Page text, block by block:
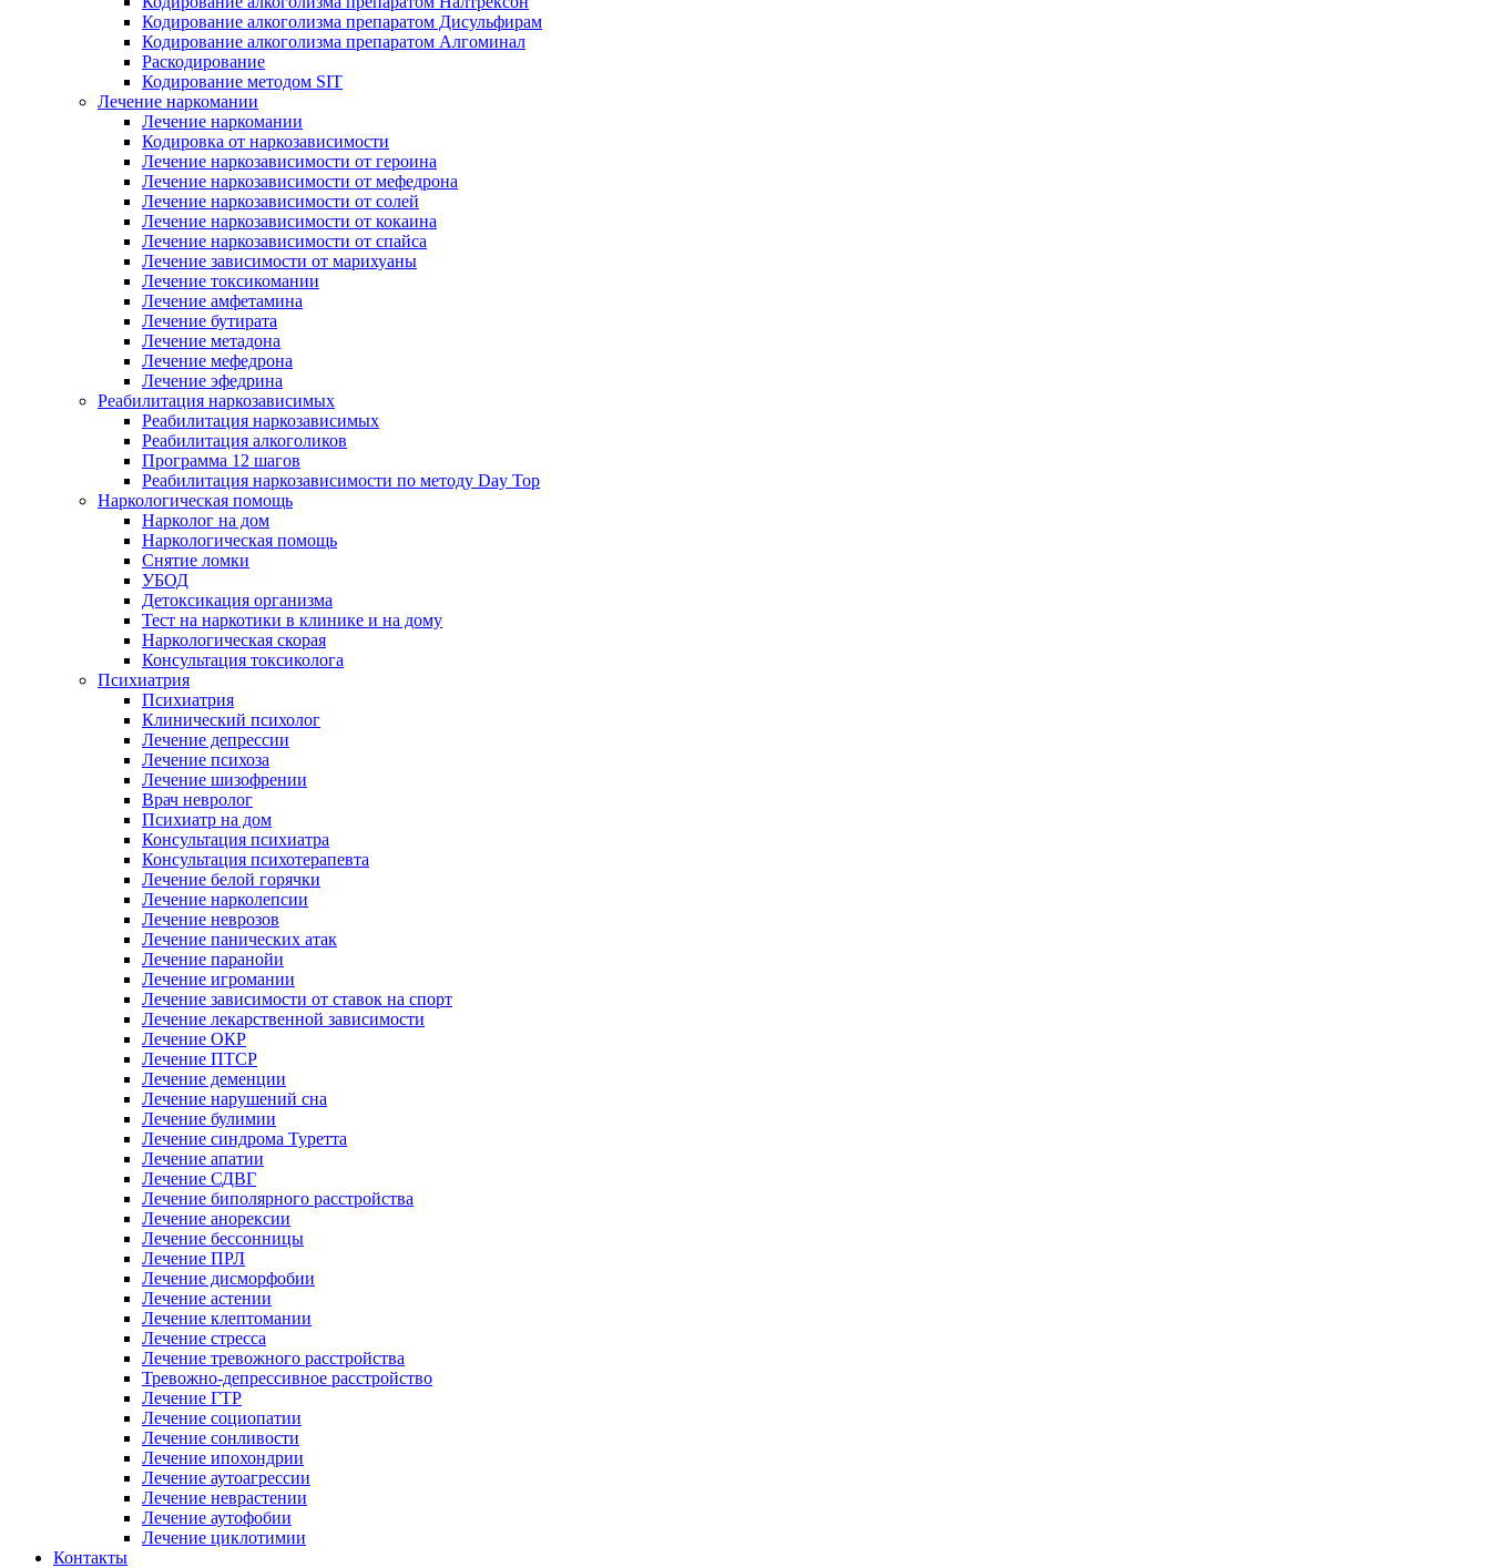
Кодирование алкоголизма препаратом Дисульфирам
Кодирование алкоголизма препаратом Алгоминал
Раскодирование
Кодирование методом SIT
Лечение наркомании
Лечение наркомании
Кодировка от наркозависимости
Лечение наркозависимости от героина
Лечение наркозависимости от мефедрона
Лечение наркозависимости от солей
Лечение наркозависимости от кокаина
Лечение наркозависимости от спайса
Лечение зависимости от марихуаны
Лечение токсикомании
Лечение амфетамина
Лечение бутирата
Лечение метадона
Лечение мефедрона
Лечение эфедрина
Реабилитация наркозависимых
Реабилитация наркозависимых
Реабилитация алкоголиков
Программа 12 шагов
Реабилитация наркозависимости по методу Day Top
Наркологическая помощь
Нарколог на дом
Наркологическая помощь
Снятие ломки
УБОД
Детоксикация организма
Тест на наркотики в клинике и на дому
Наркологическая скорая
Консультация токсиколога
Психиатрия
Психиатрия
Клинический психолог
Лечение депрессии
Лечение психоза
Лечение шизофрении
Врач невролог
Психиатр на дом
Консультация психиатра
Консультация психотерапевта
Лечение белой горячки
Лечение нарколепсии
Лечение неврозов
Лечение панических атак
Лечение паранойи
Лечение игромании
Лечение зависимости от ставок на спорт
Лечение лекарственной зависимости
Лечение ОКР
Лечение ПТСР
Лечение деменции
Лечение нарушений сна
Лечение булимии
Лечение синдрома Туретта
Лечение апатии
Лечение СДВГ
Лечение биполярного расстройства
Лечение анорексии
Лечение бессонницы
Лечение ПРЛ
Лечение дисморфобии
Лечение астении
Лечение клептомании
Лечение стресса
Лечение тревожного расстройства
Тревожно-депрессивное расстройство
Лечение ГТР
Лечение социопатии
Лечение сонливости
Лечение ипохондрии
Лечение аутоагрессии
Лечение неврастении
Лечение аутофобии
Лечение циклотимии
Контакты